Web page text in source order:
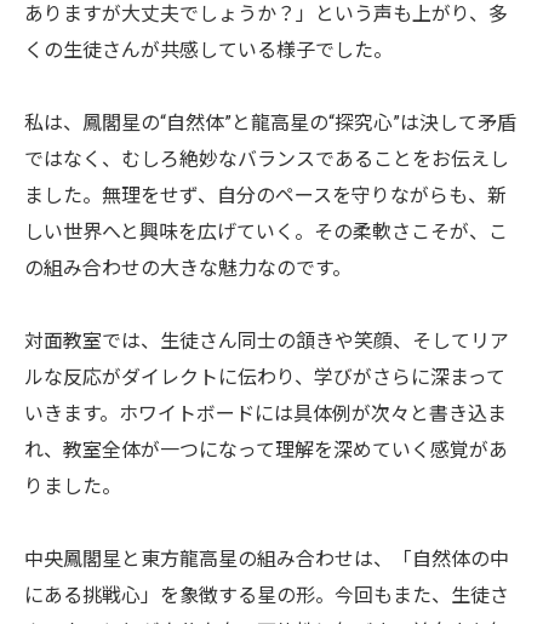
ありますが大丈夫でしょうか？」という声も上がり、多
くの生徒さんが共感している様子でした。
私は、鳳閣星の“自然体”と龍高星の“探究心”は決して矛盾
ではなく、むしろ絶妙なバランスであることをお伝えし
ました。無理をせず、自分のペースを守りながらも、新
しい世界へと興味を広げていく。その柔軟さこそが、こ
の組み合わせの大きな魅力なのです。
対面教室では、生徒さん同士の頷きや笑顔、そしてリア
ルな反応がダイレクトに伝わり、学びがさらに深まって
いきます。ホワイトボードには具体例が次々と書き込ま
れ、教室全体が一つになって理解を深めていく感覚があ
りました。
中央鳳閣星と東方龍高星の組み合わせは、「自然体の中
にある挑戦心」を象徴する星の形。今回もまた、生徒さ